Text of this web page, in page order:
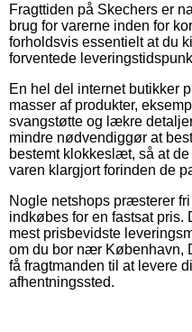
Fragttiden på Skechers er
brug for varerne inden for
forholdsvis essentielt at du
forventede
En hel del internet butikker
masser af produkter,
svangstøtte og lækre
mindre nødvendiggør at
bestemt klokkeslæt, så at
varen klargjort forinden de
Nogle netshops præsterer
indkøbes for en fastsat pris.
mest prisbevidste
om du bor nær
få fragtmanden til at levere
afhentningssted.